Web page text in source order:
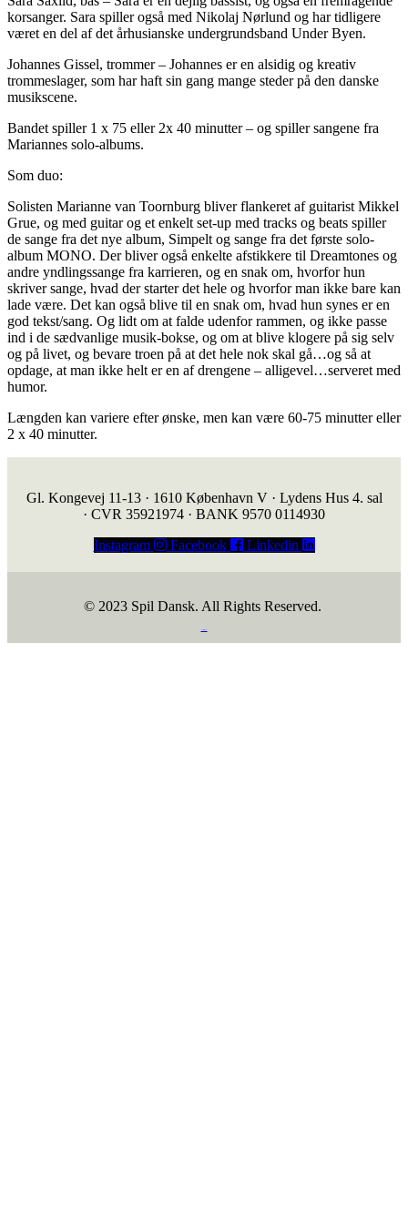
korsanger. Sara spiller også med Nikolaj Nørlund og har tidligere
været en del af det århusianske undergrundsband Under Byen.
Johannes Gissel, trommer – Johannes er en alsidig og kreativ
trommeslager, som har haft sin gang mange steder på den danske
musikscene.
Bandet spiller 1 x 75 eller 2x 40 minutter – og spiller sangene fra
Mariannes solo-albums.
Som duo:
Solisten Marianne van Toornburg bliver flankeret af guitarist Mikkel
Grue, og med guitar og et enkelt set-up med tracks og beats spiller
de sange fra det nye album, Simpelt og sange fra det første solo-
album MONO. Der bliver også enkelte afstikkere til Dreamtones og
andre yndlingssange fra karrieren, og en snak om, hvorfor hun
skriver sange, hvad der starter det hele og hvorfor man ikke bare kan
lade være. Det kan også blive til en snak om, hvad hun synes er en
god tekst/sang. Og lidt om at falde udenfor rammen, og ikke passe
ind i de sædvanlige musik-bokse, og om at blive klogere på sig selv
og på livet, og bevare troen på at det hele nok skal gå…og så at
opdage, at man ikke helt er en af drengene – alligevel…serveret med
humor.
Længden kan variere efter ønske, men kan være 60-75 minutter eller
2 x 40 minutter.
Gl. Kongevej 11-13 · 1610 København V · Lydens Hus 4. sal
· CVR 35921974 · BANK 9570 0114930
Instagram
Facebook Linkedin
© 2023 Spil Dansk. All Rights Reserved.